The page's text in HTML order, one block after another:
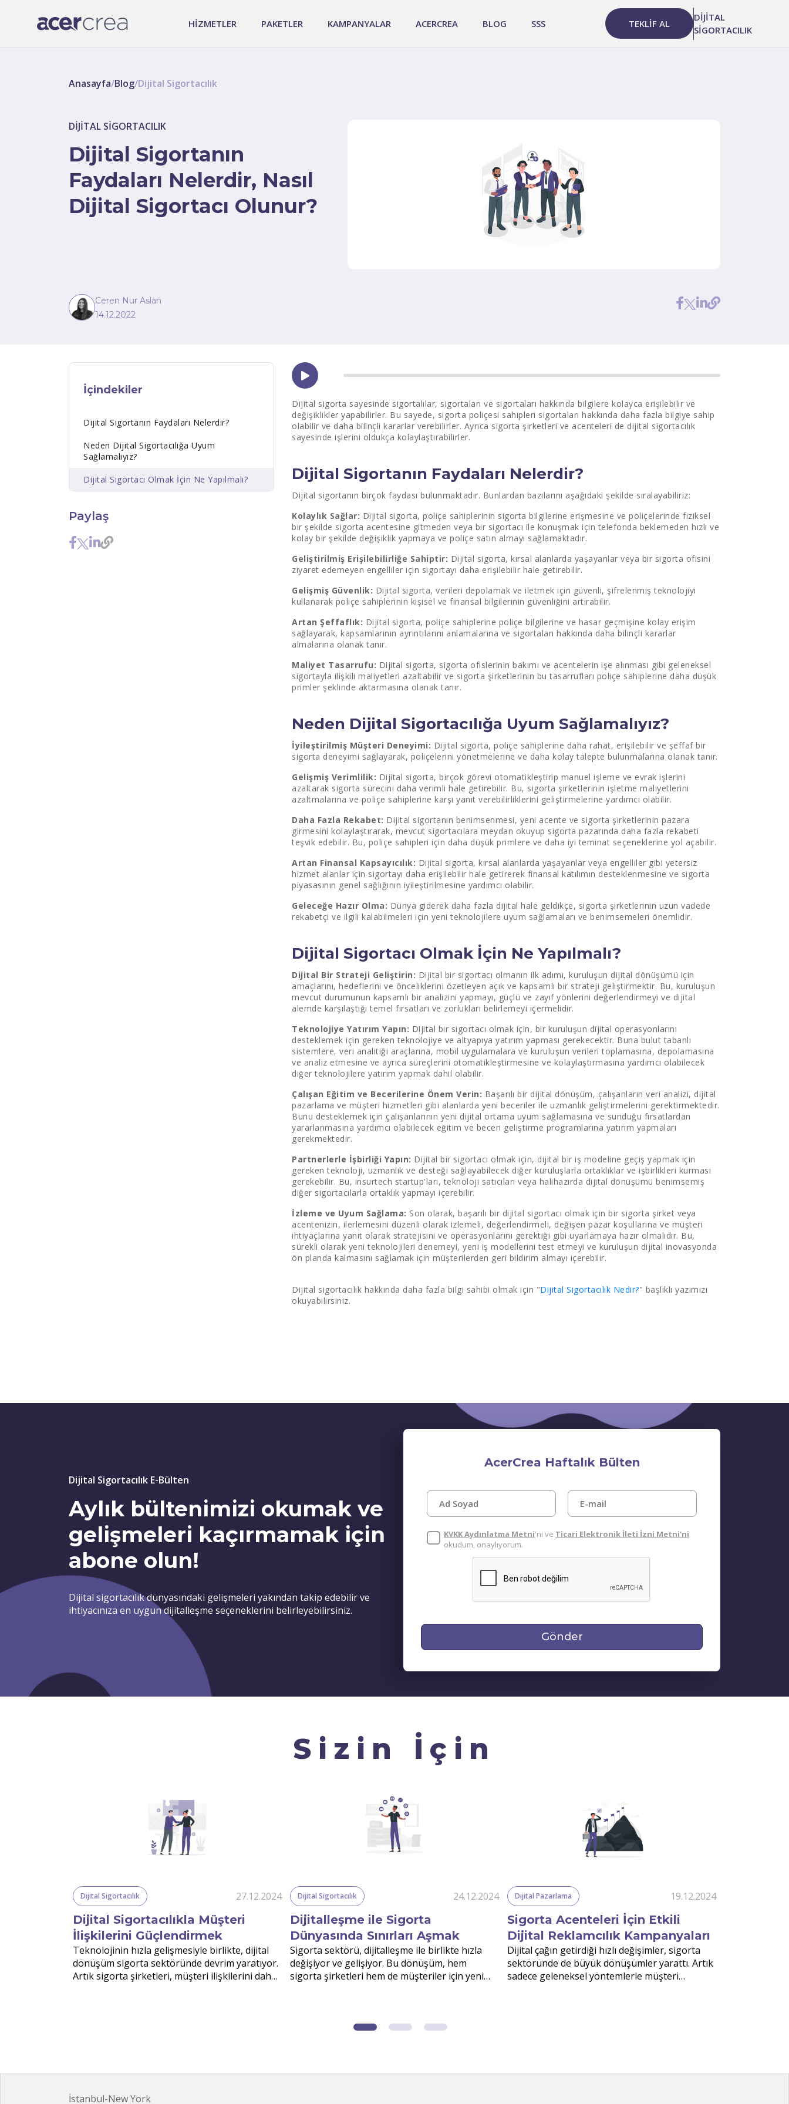
HİZMETLER PAKETLER KAMPANYALAR ACERCREA BLOG SSS TEKLİF AL
DİJİTAL
SİGORTACILIK
Anasayfa/Blog/Dijital Sigortacılık
DIJITAL SIGORTACILIK
Dijital Sigortanın
Faydaları Nelerdir, Nasıl
Dijital Sigortacı Olunur?
Ceren Nur Aslan
14.12.2022
İçindekiler
Dijital Sigortanın Faydaları Nelerdir?
Neden Dijital Sigortacılığa Uyum
Sağlamalıyız?
Dijital Sigortacı Olmak İçin Ne Yapılmalı?
Paylaş
Dijital sigorta sayesinde sigortalılar, sigortaları ve sigortaları hakkında bilgilere kolayca erişilebilir ve
değişiklikler yapabilirler. Bu sayede, sigorta poliçesi sahipleri sigortaları hakkında daha fazla bilgiye sahip
olabilir ve daha bilinçli kararlar verebilirler. Ayrıca sigorta şirketleri ve acenteleri de dijital sigortacılık
sayesinde işlerini oldukça kolaylaştırabilirler.
Dijital Sigortanın Faydaları Nelerdir?
Dijital sigortanın birçok faydası bulunmaktadır. Bunlardan bazılarını aşağıdaki şekilde sıralayabiliriz:
Kolaylık Sağlar: Dijital sigorta, poliçe sahiplerinin sigorta bilgilerine erişmesine ve poliçelerinde fiziksel
bir şekilde sigorta acentesine gitmeden veya bir sigortacı ile konuşmak için telefonda beklemeden hızlı ve
kolay bir şekilde değişiklik yapmaya ve poliçe satın almayı sağlamaktadır.
Geliştirilmiş Erişilebilirliğe Sahiptir: Dijital sigorta, kırsal alanlarda yaşayanlar veya bir sigorta ofisini
ziyaret edemeyen engelliler için sigortayı daha erişilebilir hale getirebilir.
Gelişmiş Güvenlik: Dijital sigorta, verileri depolamak ve iletmek için güvenli, şifrelenmiş teknolojiyi
kullanarak poliçe sahiplerinin kişisel ve finansal bilgilerinin güvenliğini artırabilir.
Artan Şeffaflık: Dijital sigorta, poliçe sahiplerine poliçe bilgilerine ve hasar geçmişine kolay erişim
sağlayarak, kapsamlarının ayrıntılarını anlamalarına ve sigortaları hakkında daha bilinçli kararlar
almalarına olanak tanır.
Maliyet Tasarrufu: Dijital sigorta, sigorta ofislerinin bakımı ve acentelerin işe alınması gibi geleneksel
sigortayla ilişkili maliyetleri azaltabilir ve sigorta şirketlerinin bu tasarrufları poliçe sahiplerine daha düşük
primler şeklinde aktarmasına olanak tanır.
Neden Dijital Sigortacılığa Uyum Sağlamalıyız?
İyileştirilmiş Müşteri Deneyimi: Dijital sigorta, poliçe sahiplerine daha rahat, erişilebilir ve şeffaf bir
sigorta deneyimi sağlayarak, poliçelerini yönetmelerine ve daha kolay talepte bulunmalarına olanak tanır.
Gelişmiş Verimlilik: Dijital sigorta, birçok görevi otomatikleştirip manuel işleme ve evrak işlerini
azaltarak sigorta sürecini daha verimli hale getirebilir. Bu, sigorta şirketlerinin işletme maliyetlerini
azaltmalarına ve poliçe sahiplerine karşı yanıt verebilirliklerini geliştirmelerine yardımcı olabilir.
Daha Fazla Rekabet: Dijital sigortanın benimsenmesi, yeni acente ve sigorta şirketlerinin pazara
girmesini kolaylaştırarak, mevcut sigortacılara meydan okuyup sigorta pazarında daha fazla rekabeti
teşvik edebilir. Bu, poliçe sahipleri için daha düşük primlere ve daha iyi teminat seçeneklerine yol açabilir.
Artan Finansal Kapsayıcılık: Dijital sigorta, kırsal alanlarda yaşayanlar veya engelliler gibi yetersiz
hizmet alanlar için sigortayı daha erişilebilir hale getirerek finansal katılımın desteklenmesine ve sigorta
piyasasının genel sağlığının iyileştirilmesine yardımcı olabilir.
Geleceğe Hazır Olma: Dünya giderek daha fazla dijital hale geldikçe, sigorta şirketlerinin uzun vadede
rekabetçi ve ilgili kalabilmeleri için yeni teknolojilere uyum sağlamaları ve benimsemeleri önemlidir.
Dijital Sigortacı Olmak İçin Ne Yapılmalı?
Dijital Bir Strateji Geliştirin: Dijital bir sigortacı olmanın ilk adımı, kuruluşun dijital dönüşümü için
amaçlarını, hedeflerini ve önceliklerini özetleyen açık ve kapsamlı bir strateji geliştirmektir. Bu, kuruluşun
mevcut durumunun kapsamlı bir analizini yapmayı, güçlü ve zayıf yönlerini değerlendirmeyi ve dijital
alemde karşılaştığı temel fırsatları ve zorlukları belirlemeyi içermelidir.
Teknolojiye Yatırım Yapın: Dijital bir sigortacı olmak için, bir kuruluşun dijital operasyonlarını
desteklemek için gereken teknolojiye ve altyapıya yatırım yapması gerekecektir. Buna bulut tabanlı
sistemlere, veri analitiği araçlarına, mobil uygulamalara ve kuruluşun verileri toplamasına, depolamasına
ve analiz etmesine ve ayrıca süreçlerini otomatikleştirmesine ve kolaylaştırmasına yardımcı olabilecek
diğer teknolojilere yatırım yapmak dahil olabilir.
Çalışan Eğitim ve Becerilerine Önem Verin: Başarılı bir dijital dönüşüm, çalışanların veri analizi, dijital
pazarlama ve müşteri hizmetleri gibi alanlarda yeni beceriler ile uzmanlık geliştirmelerini gerektirmektedir.
Bunu desteklemek için çalışanlarının yeni dijital ortama uyum sağlamasına ve sunduğu fırsatlardan
yararlanmasına yardımcı olabilecek eğitim ve beceri geliştirme programlarına yatırım yapmaları
gerekmektedir.
Partnerlerle İşbirliği Yapın: Dijital bir sigortacı olmak için, dijital bir iş modeline geçiş yapmak için
gereken teknoloji, uzmanlık ve desteği sağlayabilecek diğer kuruluşlarla ortaklıklar ve işbirlikleri kurması
gerekebilir. Bu, insurtech startup'ları, teknoloji satıcıları veya halihazırda dijital dönüşümü benimsemiş
diğer sigortacılarla ortaklık yapmayı içerebilir.
İzleme ve Uyum Sağlama: Son olarak, başarılı bir dijital sigortacı olmak için bir sigorta şirket veya
acentenizin, ilerlemesini düzenli olarak izlemeli, değerlendirmeli, değişen pazar koşullarına ve müşteri
ihtiyaçlarına yanıt olarak stratejisini ve operasyonlarını gerektiği gibi uyarlamaya hazır olmalıdır. Bu,
sürekli olarak yeni teknolojileri denemeyi, yeni iş modellerini test etmeyi ve kuruluşun dijital inovasyonda
ön planda kalmasını sağlamak için müşterilerden geri bildirim almayı içerebilir.
Dijital sigortacılık hakkında daha fazla bilgi sahibi olmak için "Dijital Sigortacılık Nedir?" başlıklı yazımızı
okuyabilirsiniz.
Dijital Sigortacılık E-Bülten
Aylık bültenimizi okumak ve
gelişmeleri kaçırmamak için
abone olun!
Dijital sigortacılık dünyasındaki gelişmeleri yakından takip edebilir ve
ihtiyacınıza en uygun dijitalleşme seçeneklerini belirleyebilirsiniz.
AcerCrea Haftalık Bülten
KVKK Aydınlatma Metni'ni ve Ticari Elektronik İleti İzni Metni'ni
okudum, onaylıyorum.
Gönder
Sizin İçin
Dijital Sigortacılık 27.12.2024
Dijital Sigortacılıkla Müşteri
İlişkilerini Güçlendirmek
Teknolojinin hızla gelişmesiyle birlikte, dijital
dönüşüm sigorta sektöründe devrim yaratıyor.
Artık sigorta şirketleri, müşteri ilişkilerini daha
Dijital Sigortacılık 24.12.2024
Dijitalleşme ile Sigorta
Dünyasında Sınırları Aşmak
Sigorta sektörü, dijitalleşme ile birlikte hızla
değişiyor ve gelişiyor. Bu dönüşüm, hem
sigorta şirketleri hem de müşteriler için yeni
Dijital Pazarlama 19.12.2024
Sigorta Acenteleri İçin Etkili
Dijital Reklamcılık Kampanyaları
Dijital çağın getirdiği hızlı değişimler, sigorta
sektöründe de büyük dönüşümler yarattı. Artık
sadece geleneksel yöntemlerle müşteri
İstanbul-New York